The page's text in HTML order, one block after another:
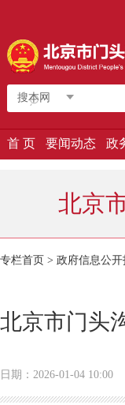
搜本网
首 页 要闻动态 政
北京
专栏首页 > 政府信息公开
北京市门头
日期：2026-01-04